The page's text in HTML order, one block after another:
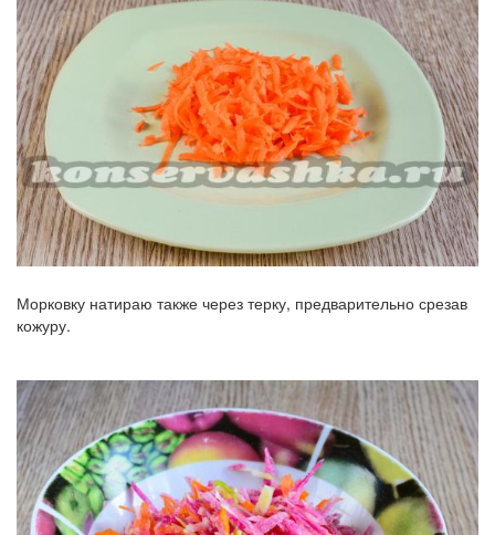
Морковку натираю также через терку, предварительно срезав
кожуру.